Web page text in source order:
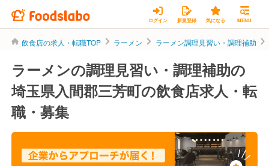
ログイン 新規登録 気になる MENU
飲食店の求人・転職TOP ラーメン ラーメン調理見習い・調理補助
ラーメンの調理見習い・調理補助の
埼玉県入間郡三芳町の飲食店求人・転
職・募集